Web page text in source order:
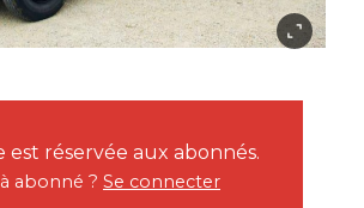
est réservée aux abonnés.
abonné ? Se connecter